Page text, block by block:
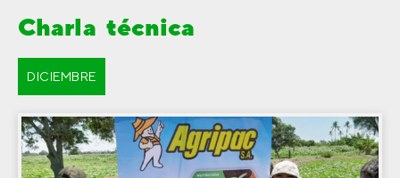
Charla técnica
DICIEMBRE